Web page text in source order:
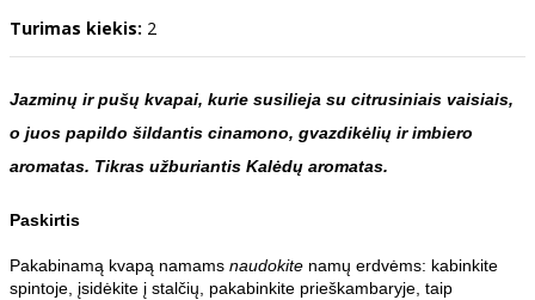
Turimas kiekis: 2
Jazminų ir pušų kvapai, kurie susilieja su citrusiniais vaisiais,
o juos papildo šildantis cinamono, gvazdikėlių ir imbiero
aromatas. Tikras užburiantis Kalėdų aromatas.
Paskirtis
Pakabinamą kvapą namams naudokite namų erdvėms: kabinkite
spintoje, įsidėkite į stalčių, pakabinkite prieškambaryje, taip